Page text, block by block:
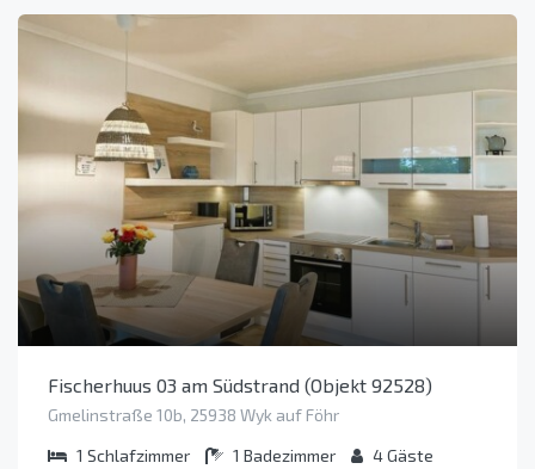
Fischerhuus 03 am Südstrand (Objekt 92528)
Gmelinstraße 10b, 25938 Wyk auf Föhr
1 Schlafzimmer 1 Badezimmer 4Gäste